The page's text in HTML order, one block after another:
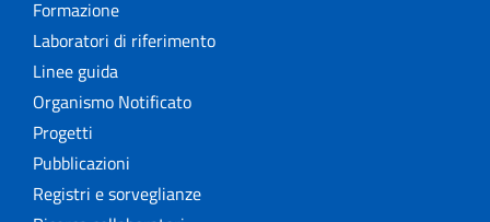
Formazione
Laboratori di riferimento
Linee guida
Organismo Notificato
Progetti
Pubblicazioni
Registri e sorveglianze